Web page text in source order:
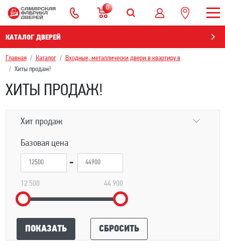
0
КАТАЛОГ ДВЕРЕЙ
Главная Каталог
Входные, металлически двери в квартиру в
Хиты продаж!
ХИТЫ ПРОДАЖ!
Хит продаж
Базовая цена
12 500 44 900
ПОКАЗАТЬ СБРОСИТЬ